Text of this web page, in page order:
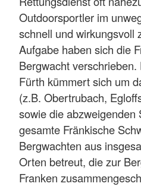
Outdoorsportler im
schnell und wirkungsvoll
Aufgabe haben sich die
Bergwacht
Fürth kümmert sich um
(z.B. Obertrubach,
sowie die abzweigenden
gesamte Fränkische
Bergwachten aus
Orten betreut, die zur
Franken